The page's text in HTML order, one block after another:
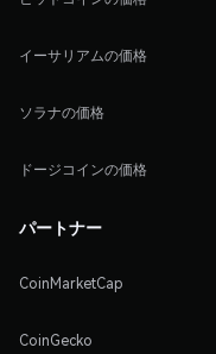
イーサリアムの価格
ソラナの価格
ドージコインの価格
パートナー
CoinMarketCap
CoinGecko